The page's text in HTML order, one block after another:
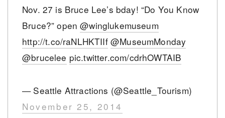
Nov. 27 is Bruce Lee’s bday! “Do You Know
Bruce?” open@winglukemuseum
http://t.co/raNLHKTIIf @MuseumMonday
@brucelee pic.twitter.com/cdrhOWTAIB
— Seattle Attractions (@Seattle_Tourism)
November 25, 2014